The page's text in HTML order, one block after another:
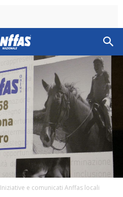
Iniziative e comunicati Anffas locali